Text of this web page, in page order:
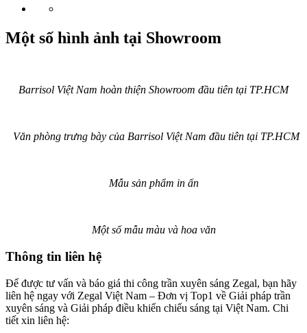
Một số hình ảnh tại Showroom
Barrisol Việt Nam hoàn thiện Showroom đầu tiên tại TP.HCM
Văn phòng trưng bày của Barrisol Việt Nam đầu tiên tại TP.HCM
Mẫu sản phẩm in ấn
Một số mẫu màu và hoa văn
Thông tin liên hệ
Để được tư vấn và báo giá thi công trần xuyên sáng Zegal, bạn hãy
liên hệ ngay với Zegal Việt Nam – Đơn vị Top1 về Giải pháp trần
xuyên sáng và Giải pháp điều khiển chiếu sáng tại Việt Nam. Chi
tiết xin liên hệ: